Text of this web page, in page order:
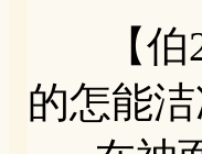
【伯
的怎能洁